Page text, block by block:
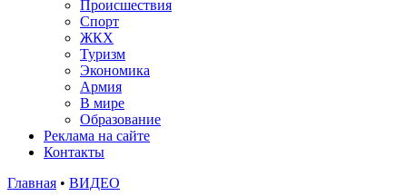
Происшествия
Спорт
ЖКХ
Туризм
Экономика
Армия
В мире
Образование
Реклама на сайте
Контакты
Главная • ВИДЕО